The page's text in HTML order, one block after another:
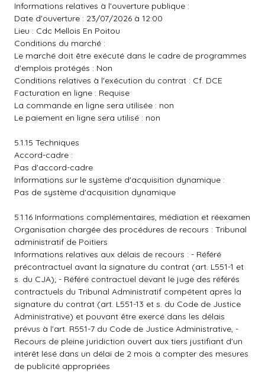
Informations relatives à l'ouverture publique :
Date d'ouverture : 23/07/2026 à 12:00
Lieu : Cdc Mellois En Poitou
Conditions du marché :
Le marché doit être exécuté dans le cadre de programmes
d'emplois protégés : Non
Conditions relatives à l'exécution du contrat : Cf. DCE
Facturation en ligne : Requise
La commande en ligne sera utilisée : non
Le paiement en ligne sera utilisé : non
5.1.15 Techniques
Accord-cadre :
Pas d'accord-cadre
Informations sur le système d'acquisition dynamique :
Pas de système d'acquisition dynamique
5.1.16 Informations complémentaires, médiation et réexamen
Organisation chargée des procédures de recours : Tribunal
administratif de Poitiers
Informations relatives aux délais de recours : - Référé
précontractuel avant la signature du contrat (art. L551-1 et
s. du CJA); - Référé contractuel devant le juge des référés
contractuels du Tribunal Administratif compétent après la
signature du contrat (art. L551-13 et s. du Code de Justice
Administrative) et pouvant être exercé dans les délais
prévus à l'art. R551-7 du Code de Justice Administrative, -
Recours de pleine juridiction ouvert aux tiers justifiant d'un
intérêt lésé dans un délai de 2 mois à compter des mesures
de publicité appropriées